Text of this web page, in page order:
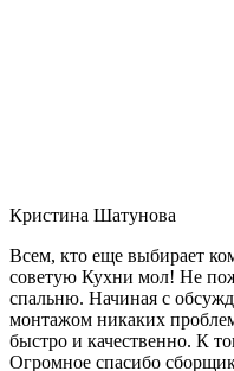
Кристина Шатунова
Всем, кто еще выбирает
советую Кухни мол! Не
спальню. Начиная с
монтажом никаких
быстро и качественно. К
Огромное спасибо